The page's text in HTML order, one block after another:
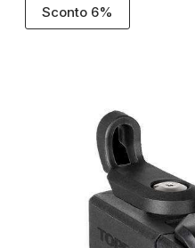
Sconto 6%